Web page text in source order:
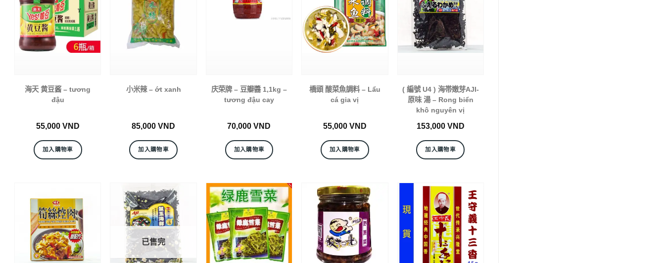
海天 黄豆酱 – tương
đậu
55,000 VND
加入購物車
小米辣 – ớt xanh
85,000VND
加入購物車
庆荣牌 – 豆瓣醬 1,1kg –
tương đậu cay
70,000VND
加入購物車
橋頭 酸菜魚調料 – Lẩu
cá gia vị
55,000 VND
加入購物車
( 編號 U4 ) 海帯嫩芽AJI-
原味 湯 – Rong biển
khô nguyên vị
153,000 VND
加入購物車
已售完